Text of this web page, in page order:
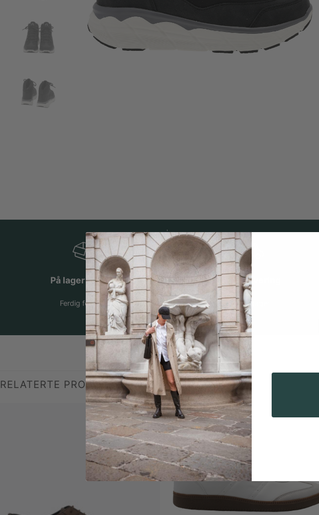
På lager i Norge
Ferdig fortollet
Rask levering
1 - 4 dager
RELATERTE PRODUKTER